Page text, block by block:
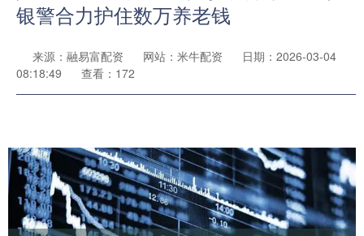
银警合力护住数万养老钱
来源：融易富配资 网站：米牛配资
日期：2026-03-04
08:18:49
查看：172